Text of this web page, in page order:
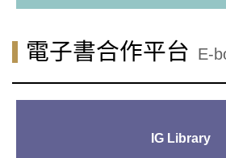
電子書合作平台 E-
IG Library